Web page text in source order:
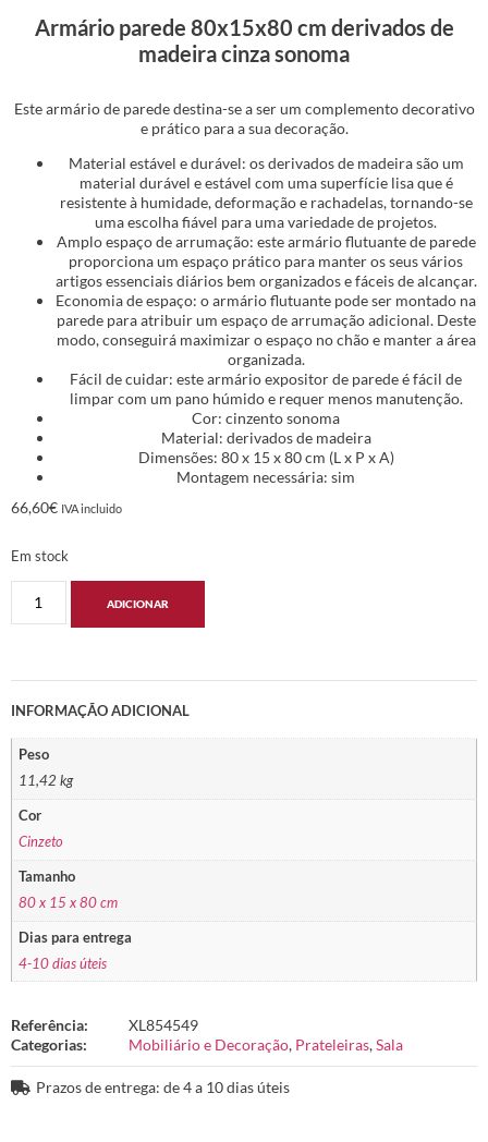
Armário parede 80x15x80 cm derivados de
madeira cinza sonoma
Este armário de parede destina-se a ser um complemento decorativo
e prático para a sua decoração.
Material estável e durável: os derivados de madeira são um
material durável e estável com uma superfície lisa que é
resistente à humidade, deformação e rachadelas, tornando-se
uma escolha fiável para uma variedade de projetos.
Amplo espaço de arrumação: este armário flutuante de parede
proporciona um espaço prático para manter os seus vários
artigos essenciais diários bem organizados e fáceis de alcançar.
Economia de espaço: o armário flutuante pode ser montado na
parede para atribuir um espaço de arrumação adicional. Deste
modo, conseguirá maximizar o espaço no chão e manter a área
organizada.
Fácil de cuidar: este armário expositor de parede é fácil de
limpar com um pano húmido e requer menos manutenção.
Cor: cinzento sonoma
Material: derivados de madeira
Dimensões: 80 x 15 x 80 cm (L x P x A)
Montagem necessária: sim
66,60€ IVA incluido
Em stock
ADICIONAR
INFORMAÇÃO ADICIONAL
Peso
11,42 kg
Cor
Cinzeto
Tamanho
80 x 15 x 80 cm
Dias para entrega
4-10 dias úteis
Referência:
XL854549
Categorias:
Mobiliário e Decoração, Prateleiras,Sala
Prazos de entrega: de 4 a 10 dias úteis